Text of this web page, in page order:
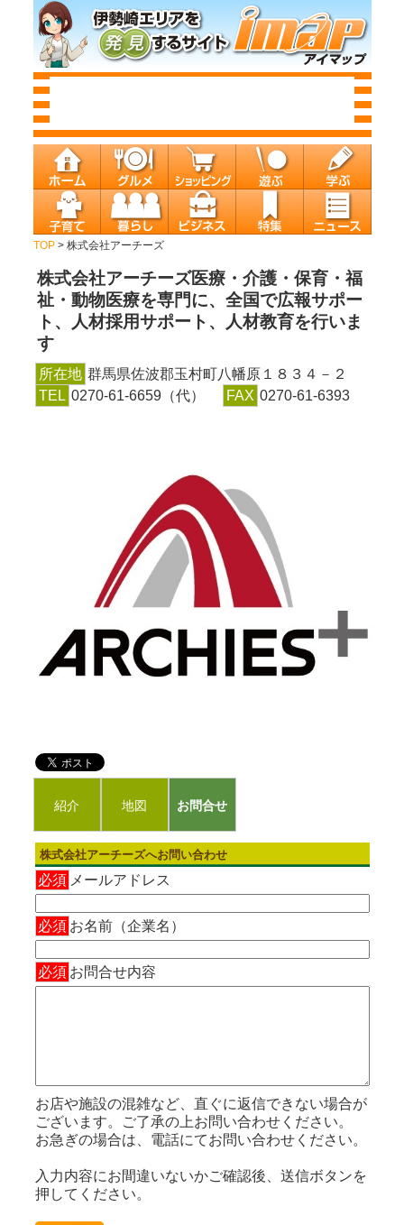
TOP> 株式会社アーチーズ
株式会社アーチーズ医療・介護・保育・福
祉・動物医療を専門に、全国で広報サポー
ト、人材採用サポート、人材教育を行いま
す
所在地 群馬県佐波郡玉村町八幡原１８３４－２
TEL 0270-61-6659（代） FAX 0270-61-6393
紹介 地図 お問合せ
株式会社アーチーズへお問い合わせ
必須 メールアドレス
必須 お名前（企業名）
必須 お問合せ内容
お店や施設の混雑など、直ぐに返信できない場合が
ございます。ご了承の上お問い合わせください。
お急ぎの場合は、電話にてお問い合わせください。
入力内容にお間違いないかご確認後、送信ボタンを
押してください。